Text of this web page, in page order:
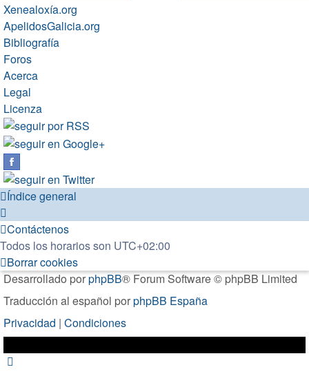
Xenealoxía.org
ApelidosGalicia.org
Bibliografía
Foros
Acerca
Legal
Licenza
Índice general
Contáctenos
Todos los horarios son UTC+02:00
Borrar cookies
Desarrollado porphpBB® Forum Software © phpBB Limited
Traducción al español porphpBB España
Privacidad | Condiciones